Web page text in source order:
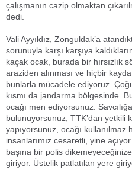
çalışmanın cazip olmaktan
dedi.
Vali Ayyıldız, Zonguldak’a
sorunuyla karşı karşıya
kaçak ocak, burada bir hırsızlık
araziden alınması ve hiçbir
bunlarla mücadele ediyoruz.
kısmı da jandarma bölgesinde.
ocağı men ediyorsunuz.
bulunuyorsunuz, TTK’dan yetkili
yapıyorsunuz, ocağı
insanlarımız cesaretli, yine
başına bir polis
giriyor. Üstelik patlatılan yere